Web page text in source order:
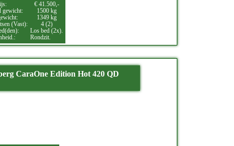
€ 41.500,-
gewicht:
1500 kg
1349 kg
(Vast):
4 (2)
Los bed (2x).
Rondzit.
CaraOne Edition Hot 420 QD